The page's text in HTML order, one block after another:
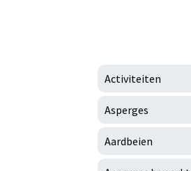
Activiteiten
Asperges
Aardbeien